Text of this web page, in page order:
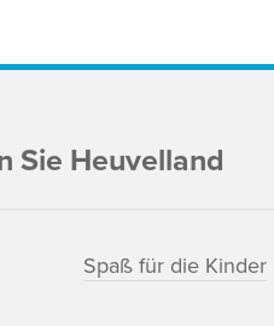
Sie Heuvelland
Spaß für die Kinder